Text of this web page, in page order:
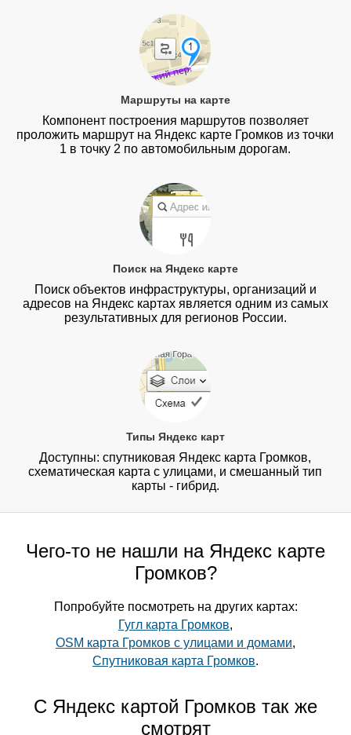
Маршруты на карте
Компонент построения маршрутов позволяет
проложить маршрут на Яндекс карте Громков из точки
1 в точку 2 по автомобильным дорогам.
Поиск на Яндекс карте
Поиск объектов инфраструктуры, организаций и
адресов на Яндекс картах является одним из самых
результативных для регионов России.
Типы Яндекс карт
Доступны: спутниковая Яндекс карта Громков,
схематическая карта с улицами, и смешанный тип
карты - гибрид.
Чего-то не нашли на Яндекс карте
Громков?
Попробуйте посмотреть на других картах:
Гугл карта Громков,
OSM карта Громков с улицами и домами,
Спутниковая карта Громков.
С Яндекс картой Громков так же
смотрят